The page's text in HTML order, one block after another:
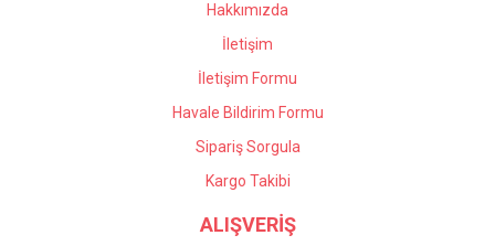
Gönder
Hakkımızda
İletişim
İletişim Formu
Havale Bildirim Formu
Sipariş Sorgula
Kargo Takibi
ALIŞVERİŞ